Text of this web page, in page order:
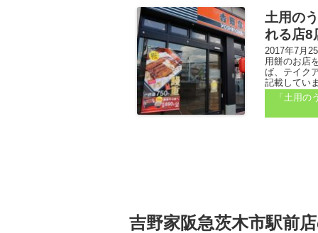
土用の
れる店8
2017年7月
用餅のお店
ば、テイク
記載してい
「土用の
吉野家阪急茨木市駅前